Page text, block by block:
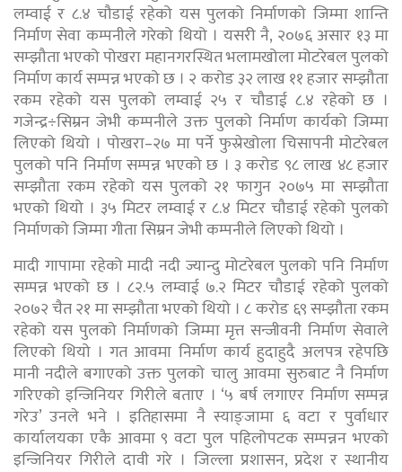
लम्वाई र ८.४ चौडाई रहेको यस पुलको निर्माणको जिम्मा शान्ति
निर्माण सेवा कम्पनीले गरेको थियो । यसरी नै, २०७६ असार १३ मा
सम्झौता भएको पोखरा महानगरस्थित भलामखोला मोटरेबल पुलको
निर्माण कार्य सम्पन्न भएको छ । २ करोड ३२ लाख ११ हजार सम्झौता
रकम रहेको यस पुलको लम्वाई २५ र चौडाई ८.४ रहेको छ ।
गजेन्द्र÷सिम्रन जेभी कम्पनीले उक्त पुलको निर्माण कार्यको जिम्मा
लिएको थियो । पोखरा–२७ मा पर्ने फुस्रेखोला चिसापनी मोटरेबल
पुलको पनि निर्माण सम्पन्न भएको छ । ३ करोड ९८ लाख ४८ हजार
सम्झौता रकम रहेको यस पुलको २१ फागुन २०७५ मा सम्झौता
भएको थियो । ३५ मिटर लम्वाई र ८.४ मिटर चौडाई रहेको पुलको
निर्माणको जिम्मा गीता सिम्रन जेभी कम्पनीले लिएको थियो ।
मादी गापामा रहेको मादी नदी ज्यान्दु मोटरेबल पुलको पनि निर्माण
सम्पन्न भएको छ । ८२.५ लम्वाई ७.२ मिटर चौडाई रहेको पुलको
२०७२ चैत २१ मा सम्झौता भएको थियो । ८ करोड ६९ सम्झौता रकम
रहेको यस पुलको निर्माणको जिम्मा मृत्त सन्जीवनी निर्माण सेवाले
लिएको थियो । गत आवमा निर्माण कार्य हुदाहुदै अलपत्र रहेपछि
मानी नदीले बगाएको उक्त पुलको चालु आवमा सुरुबाट नै निर्माण
गरिएको इन्जिनियर गिरीले बताए । ‘५ बर्ष लगाएर निर्माण सम्पन्न
गरेउ’ उनले भने । इतिहासमा नै स्याङ्जामा ६ वटा र पुर्वाधार
कार्यालयका एकै आवमा ९ वटा पुल पहिलोपटक सम्पन्नन भएको
इन्जिनियर गिरीले दावी गरे । जिल्ला प्रशासन, प्रदेश र स्थानीय